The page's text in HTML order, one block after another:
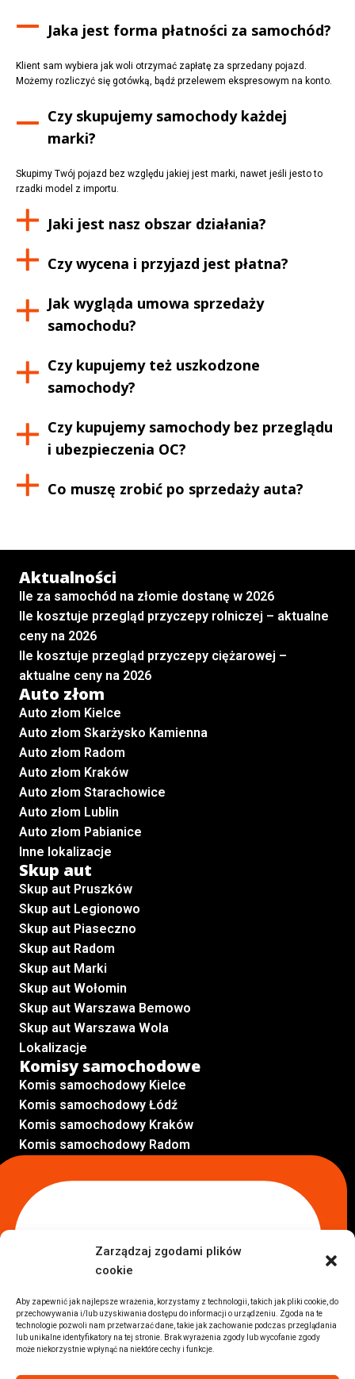
Zarządzaj zgodami plików
cookie
Aby zapewnić jak najlepsze wrażenia, korzystamy z technologii, takich jak pliki cookie, do
przechowywania i/lub uzyskiwania dostępu do informacji o urządzeniu. Zgoda na te
technologie pozwoli nam przetwarzać dane, takie jak zachowanie podczas przeglądania
lub unikalne identyfikatory na tej stronie. Brak wyrażenia zgody lub wycofanie zgody
może niekorzystnie wpłynąć na niektóre cechy i funkcje.
Jaka jest forma płatności za samochód?
Klient sam wybiera jak woli otrzymać zapłatę za sprzedany pojazd.
Możemy rozliczyć się gotówką, bądź przelewem ekspresowym na konto.
Czy skupujemy samochody każdej
marki?
Skupimy Twój pojazd bez względu jakiej jest marki, nawet jeśli jesto to
rzadki model z importu.
Jaki jest nasz obszar działania?
Czy wycena i przyjazd jest płatna?
Jak wygląda umowa sprzedaży
samochodu?
Czy kupujemy też uszkodzone
samochody?
Czy kupujemy samochody bez przeglądu
i ubezpieczenia OC?
Co muszę zrobić po sprzedaży auta?
Aktualności
Ile za samochód na złomie dostanę w 2026
Ile kosztuje przegląd przyczepy rolniczej – aktualne
ceny na 2026
Ile kosztuje przegląd przyczepy ciężarowej –
aktualne ceny na 2026
Auto złom
Auto złom Kielce
Auto złom Skarżysko Kamienna
Auto złom Radom
Auto złom Kraków
Auto złom Starachowice
Auto złom Lublin
Auto złom Pabianice
Inne lokalizacje
Skup aut
Skup aut Pruszków
Skup aut Legionowo
Skup aut Piaseczno
Skup aut Radom
Skup aut Marki
Skup aut Wołomin
Skup aut Warszawa Bemowo
Skup aut Warszawa Wola
Lokalizacje
Komisy samochodowe
Komis samochodowy Kielce
Komis samochodowy Łódź
Komis samochodowy Kraków
Komis samochodowy Radom
Komis samochodowy Opole
Komis samochodowy Lublin
Inne Lokalizacje
Auta z USA Rzeszów
Auta z USA Białystok
Auta z USA Kraków
Marki samochodów